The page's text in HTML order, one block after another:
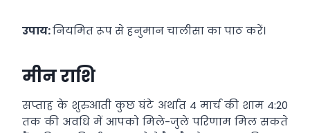
उपाय:नियमित रूप से हनुमान चालीसा का पाठ करें।
मीन राशि
सप्ताह के शुरुआती कुछ घंटे अर्थात 4 मार्च की शाम 4:20
तक की अवधि में आपको मिले-जुले परिणाम मिल सकते